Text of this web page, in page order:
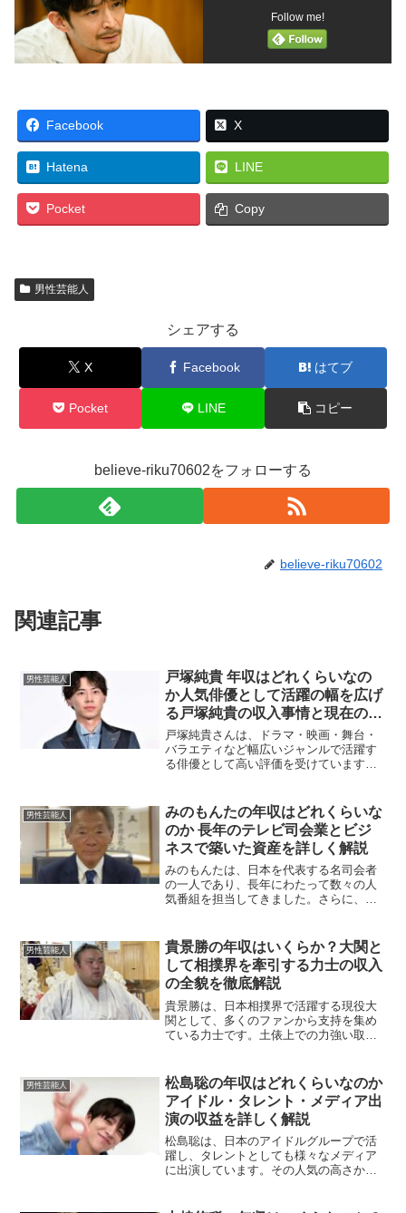
Follow me!
Facebook X
Hatena LINE
Pocket Copy
男性芸能人
シェアする
X Facebook はてブ
Pocket LINE コピー
believe-riku70602をフォローする
believe-riku70602
関連記事
男性芸能人
戸塚純貴 年収はどれくらいなの
か人気俳優として活躍の幅を広げ
る戸塚純貴の収入事情と現在の仕
事量から見える驚きの稼ぎを徹底
解説した最新まとめ
戸塚純貴さんは、ドラマ・映画・舞台・
バラエティなど幅広いジャンルで活躍す
る俳優として高い評価を受けています。
急増している俳優の1人です。そのため、
戸塚純貴さんの年収がど...
男性芸能人
みのもんたの年収はどれくらいな
のか 長年のテレビ司会業とビジ
ネスで築いた資産を詳しく解説
みのもんたは、日本を代表する名司会者
の一人であり、長年にわたって数々の人
気番組を担当してきました。さらに、実
では、みのもんたの収益源や年収につい
て詳しく解説していきます...
男性芸能人
貴景勝の年収はいくらか？大関と
して相撲界を牽引する力士の収入
の全貌を徹底解説
貴景勝は、日本相撲界で活躍する現役大
関として、多くのファンから支持を集め
ている力士です。土俵上での力強い取り
景勝の年収はどのように構成されている
のでしょうか。本場所での...
男性芸能人
松島聡の年収はどれくらいなのか
アイドル・タレント・メディア出
演の収益を詳しく解説
松島聡は、日本のアイドルグループで活
躍し、タレントとしても様々なメディア
に出演しています。その人気の高さか